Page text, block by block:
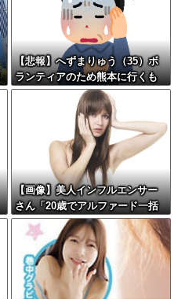
【悲報】へずまりゅう（35）ボ
ランティアのため熊本に行くも
体調不良で病院に行く
【画像】美人インフルエンサー
さん「20歳でアルファード一括
で買えちゃう私って素敵」←こ
れってガチなん？それともネタ
なん？w w w w w w w w w